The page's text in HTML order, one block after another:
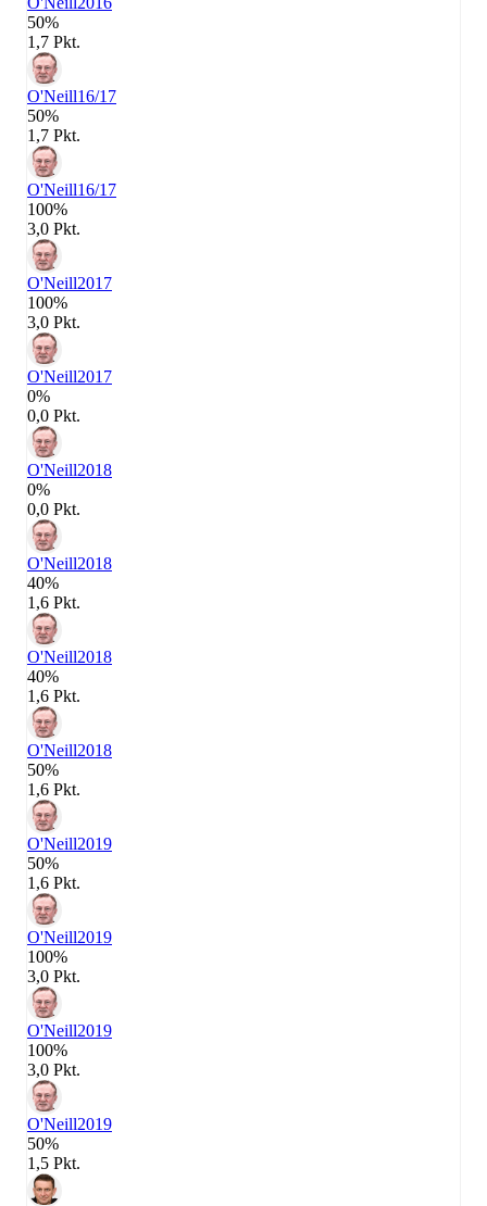
50%
1,7 Pkt.
O'Neill16/17
50%
1,7 Pkt.
O'Neill16/17
100%
3,0 Pkt.
O'Neill2017
100%
3,0 Pkt.
O'Neill2017
0%
0,0 Pkt.
O'Neill2018
0%
0,0 Pkt.
O'Neill2018
40%
1,6 Pkt.
O'Neill2018
40%
1,6 Pkt.
O'Neill2018
50%
1,6 Pkt.
O'Neill2019
50%
1,6 Pkt.
O'Neill2019
100%
3,0 Pkt.
O'Neill2019
100%
3,0 Pkt.
O'Neill2019
50%
1,5 Pkt.